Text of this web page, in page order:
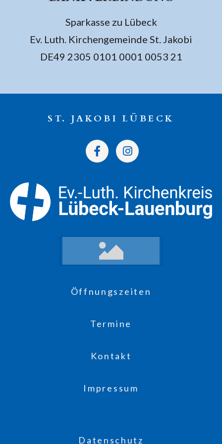
Sparkasse zu Lübeck
Ev. Luth. Kirchengemeinde St. Jakobi
DE49 2305 0101 0001 0053 21
ST. JAKOBI LÜBECK
Öffnungszeiten
Termine
Kontakt
Impressum
Datenschutz